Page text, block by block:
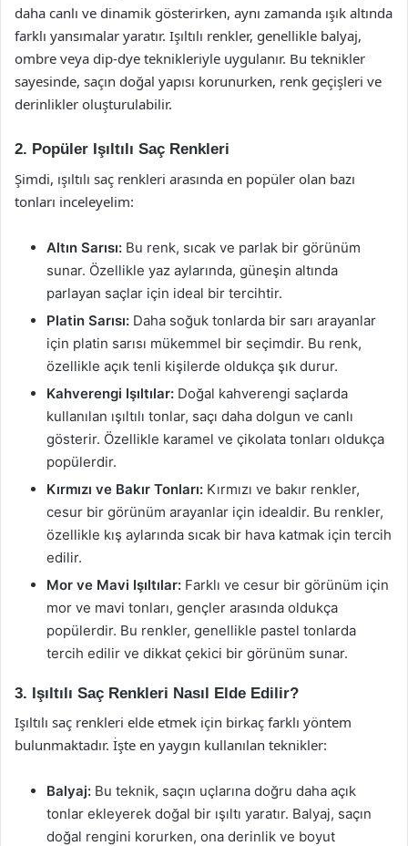
daha canlı ve dinamik gösterirken, aynı zamanda ışık altında
farklı yansımalar yaratır. Işıltılı renkler, genellikle balyaj,
ombre veya dip-dye teknikleriyle uygulanır. Bu teknikler
sayesinde, saçın doğal yapısı korunurken, renk geçişleri ve
derinlikler oluşturulabilir.
2. Popüler Işıltılı Saç Renkleri
Şimdi, ışıltılı saç renkleri arasında en popüler olan bazı
tonları inceleyelim:
Altın Sarısı: Bu renk, sıcak ve parlak bir görünüm
sunar. Özellikle yaz aylarında, güneşin altında
parlayan saçlar için ideal bir tercihtir.
Platin Sarısı: Daha soğuk tonlarda bir sarı arayanlar
için platin sarısı mükemmel bir seçimdir. Bu renk,
özellikle açık tenli kişilerde oldukça şık durur.
Kahverengi Işıltılar: Doğal kahverengi saçlarda
kullanılan ışıltılı tonlar, saçı daha dolgun ve canlı
gösterir. Özellikle karamel ve çikolata tonları oldukça
popülerdir.
Kırmızı ve Bakır Tonları: Kırmızı ve bakır renkler,
cesur bir görünüm arayanlar için idealdir. Bu renkler,
özellikle kış aylarında sıcak bir hava katmak için tercih
edilir.
Mor ve Mavi Işıltılar: Farklı ve cesur bir görünüm için
mor ve mavi tonları, gençler arasında oldukça
popülerdir. Bu renkler, genellikle pastel tonlarda
tercih edilir ve dikkat çekici bir görünüm sunar.
3. Işıltılı Saç Renkleri Nasıl Elde Edilir?
Işıltılı saç renkleri elde etmek için birkaç farklı yöntem
bulunmaktadır. İşte en yaygın kullanılan teknikler:
Balyaj: Bu teknik, saçın uçlarına doğru daha açık
tonlar ekleyerek doğal bir ışıltı yaratır. Balyaj, saçın
doğal rengini korurken, ona derinlik ve boyut